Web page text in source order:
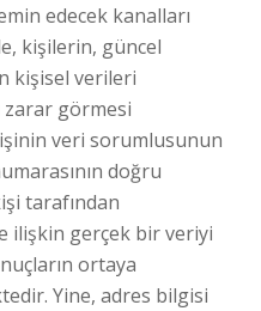
edecek kanalları
kişilerin, güncel
kişisel verileri
zarar görmesi
veri sorumlusunun
doğru
tarafından
ilişkin gerçek bir veriyi
ortaya
Yine, adres bilgisi